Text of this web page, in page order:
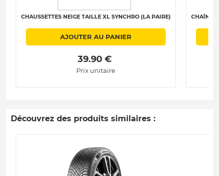
CHAUSSETTES NEIGE TAILLE XL SYNCHRO (LA PAIRE)
AJOUTER AU PANIER
39.90 €
Prix unitaire
CHAÎNES
Découvrez des produits similaires :